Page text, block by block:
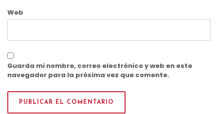
Web
Guarda mi nombre, correo electrónico y web en este
navegador para la próxima vez que comente.